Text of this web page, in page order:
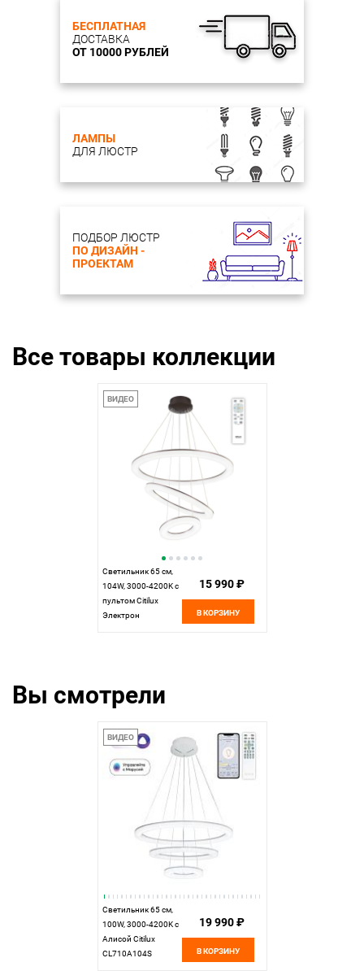
БЕСПЛАТНАЯ
ДОСТАВКА
ОТ 10000 РУБЛЕЙ
ЛАМПЫ
ДЛЯ ЛЮСТР
ПОДБОР ЛЮСТР
ПО ДИЗАЙН -
ПРОЕКТАМ
Все товары коллекции
ВИДЕО
Светильник 65 см,
104W, 3000-4200K с
пультом Citilux
Электрон
15 990 ₽
В КОРЗИНУ
Вы смотрели
ВИДЕО
Светильник 65 см,
100W, 3000-4200K с
Алисой Citilux
CL710A104S
19 990 ₽
В КОРЗИНУ